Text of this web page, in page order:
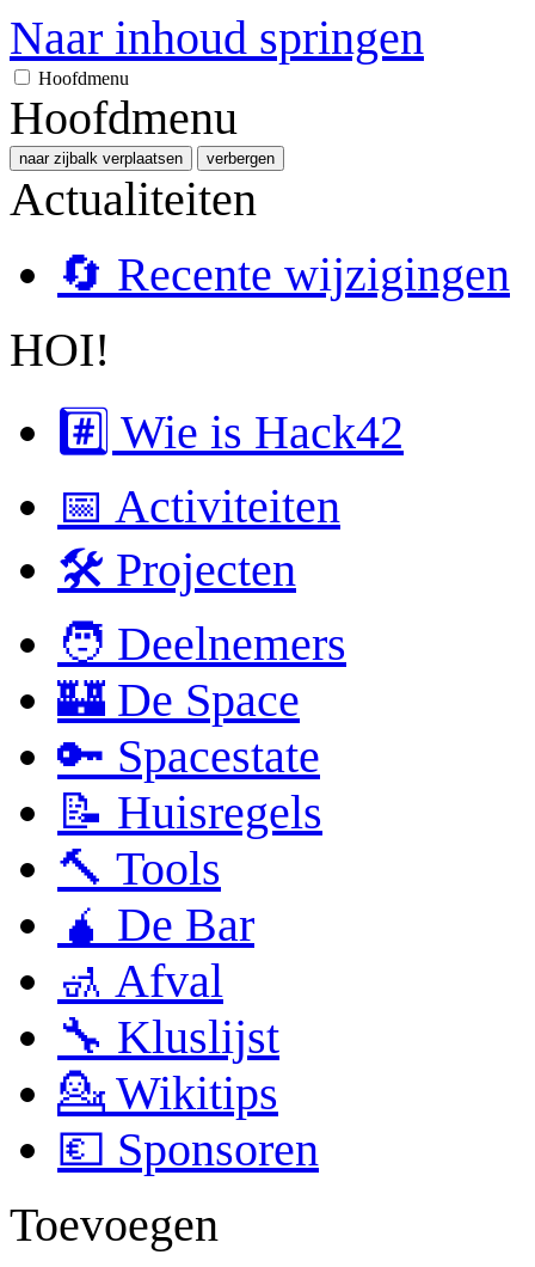
Naar inhoud springen
Hoofdmenu
Hoofdmenu
naar zijbalk verplaatsen verbergen
Actualiteiten
🔄 Recente wijzigingen
HOI!
#️⃣ Wie is Hack42
📅 Activiteiten
🛠 Projecten
🧑 Deelnemers
🏰 De Space
🔑 Spacestate
📝 Huisregels
🔨 Tools
🧉 De Bar
🚮 Afval
🔧 Kluslijst
💁 Wikitips
💶 Sponsoren
Toevoegen